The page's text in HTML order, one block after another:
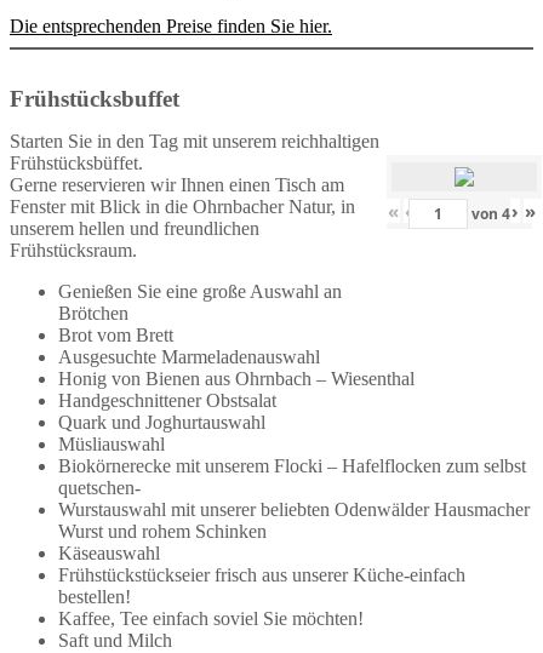
Die entsprechenden Preise finden Sie hier.
Frühstücksbuffet
« ‹ von 4› »
Starten Sie in den Tag mit unserem reichhaltigen
Frühstücksbüffet.
Gerne reservieren wir Ihnen einen Tisch am
Fenster mit Blick in die Ohrnbacher Natur, in
unserem hellen und freundlichen
Frühstücksraum.
Genießen Sie eine große Auswahl an
Brötchen
Brot vom Brett
Ausgesuchte Marmeladenauswahl
Honig von Bienen aus Ohrnbach – Wiesenthal
Handgeschnittener Obstsalat
Quark und Joghurtauswahl
Müsliauswahl
Biokörnerecke mit unserem Flocki – Hafelflocken zum selbst
quetschen-
Wurstauswahl mit unserer beliebten Odenwälder Hausmacher
Wurst und rohem Schinken
Käseauswahl
Frühstückstückseier frisch aus unserer Küche-einfach
bestellen!
Kaffee, Tee einfach soviel Sie möchten!
Saft und Milch